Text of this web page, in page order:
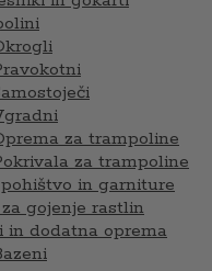
za trampoline
za trampoline
in garniture
gojenje rastlin
in dodatna oprema